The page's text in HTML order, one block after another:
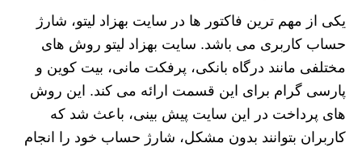
یکی از مهم‌ ترین فاکتور ها در سایت بهزاد لیتو، شارژ
حساب کاربری می باشد. سایت بهزاد لیتو روش‌ های
مختلفی مانند درگاه بانکی، پرفکت مانی، بیت کوین و
پارسی گرام برای این قسمت ارائه می کند. این روش
های پرداخت در این سایت پیش بینی، باعث شد که
کاربران بتوانند بدون مشکل، شارژ حساب خود را انجام